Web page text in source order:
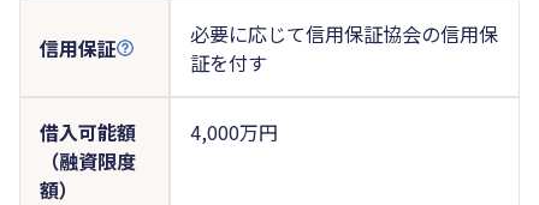
信用保証
必要に応じて信用保証協会の信用保
証を付す
借入可能額
（融資限度
額）
4,000万円